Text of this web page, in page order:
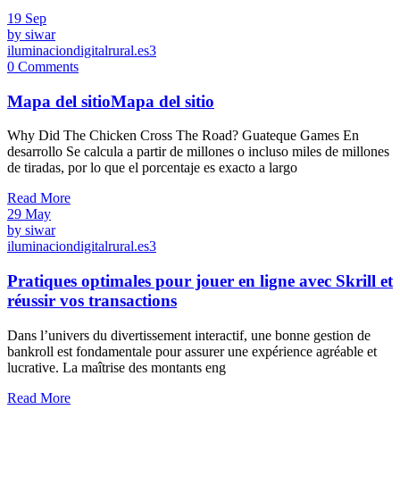
19 Sep
by siwar
iluminaciondigitalrural.es3
0 Comments
Mapa del sitioMapa del sitio
Why Did The Chicken Cross The Road? Guateque Games En
desarrollo Se calcula a partir de millones o incluso miles de millones
de tiradas, por lo que el porcentaje es exacto a largo
Read More
29 May
by siwar
iluminaciondigitalrural.es3
Pratiques optimales pour jouer en ligne avec Skrill et
réussir vos transactions
Dans l’univers du divertissement interactif, une bonne gestion de
bankroll est fondamentale pour assurer une expérience agréable et
lucrative. La maîtrise des montants eng
Read More